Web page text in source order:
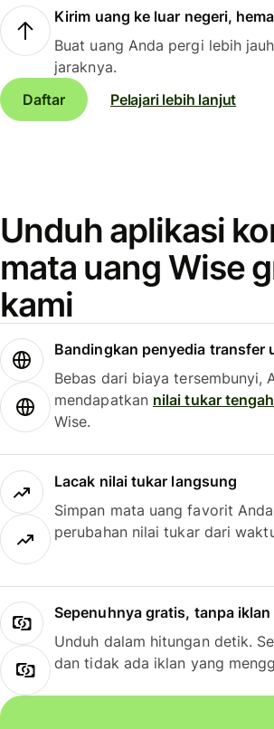
Kirim uang ke luar negeri,
Buat uang Anda pergi lebih
jaraknya.
Daftar
Pelajari lebih lanjut
Unduh aplikasi
mata uang Wise
kami
Bandingkan penyedia transfer
Bebas dari biaya tersembunyi,
mendapatkan nilai tukar
Wise.
Lacak nilai tukar langsung
Simpan mata uang favorit
perubahan nilai tukar dari
Sepenuhnya gratis, tanpa iklan
Unduh dalam hitungan detik.
dan tidak ada iklan yang